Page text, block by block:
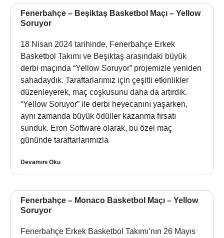
Fenerbahçe – Beşiktaş Basketbol Maçı – Yellow
Soruyor
18 Nisan 2024 tarihinde, Fenerbahçe Erkek
Basketbol Takımı ve Beşiktaş arasındaki büyük
derbi maçında “Yellow Soruyor” projemizle yeniden
sahadaydık. Taraftarlarımız için çeşitli etkinlikler
düzenleyerek, maç coşkusunu daha da artırdık.
“Yellow Soruyor” ile derbi heyecanını yaşarken,
aynı zamanda büyük ödüller kazanma fırsatı
sunduk. Eron Software olarak, bu özel maç
gününde taraftarlarımızla
Devamını Oku
Fenerbahçe – Monaco Basketbol Maçı – Yellow
Soruyor
Fenerbahçe Erkek Basketbol Takımı’nın 26 Mayıs